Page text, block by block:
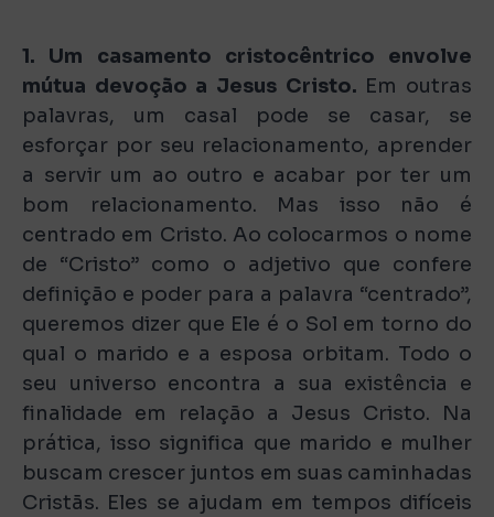
1. Um casamento cristocêntrico envolve
mútua devoção a Jesus Cristo. Em outras
palavras, um casal pode se casar, se
esforçar por seu relacionamento, aprender
a servir um ao outro e acabar por ter um
bom relacionamento. Mas isso não é
centrado em Cristo. Ao colocarmos o nome
de “Cristo” como o adjetivo que confere
definição e poder para a palavra “centrado”,
queremos dizer que Ele é o Sol em torno do
qual o marido e a esposa orbitam. Todo o
seu universo encontra a sua existência e
finalidade em relação a Jesus Cristo. Na
prática, isso significa que marido e mulher
buscam crescer juntos em suas caminhadas
Cristãs. Eles se ajudam em tempos difíceis